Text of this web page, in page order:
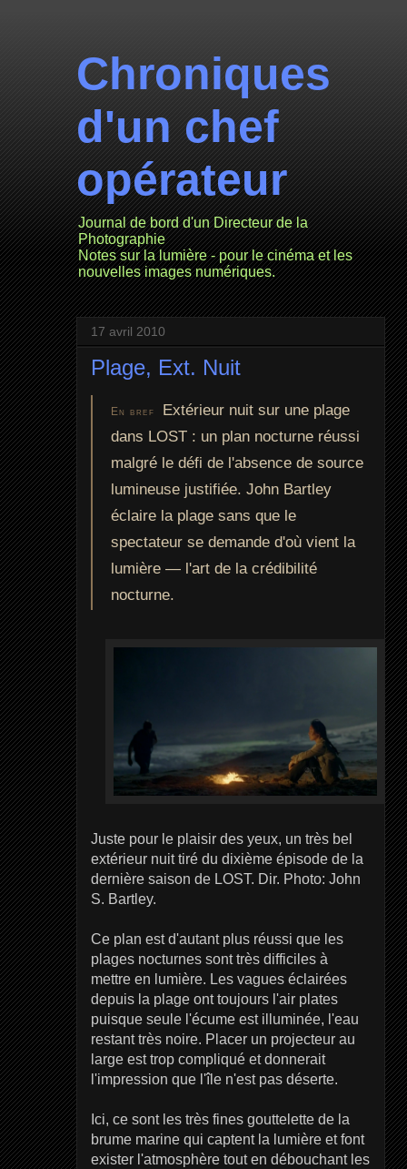
Chroniques
d'un chef
opérateur
Journal de bord d'un Directeur de la
Photographie
Notes sur la lumière - pour le cinéma et les
nouvelles images numériques.
17 avril 2010
Plage, Ext. Nuit
En bref Extérieur nuit sur une plage
dans LOST : un plan nocturne réussi
malgré le défi de l'absence de source
lumineuse justifiée. John Bartley
éclaire la plage sans que le
spectateur se demande d'où vient la
lumière — l'art de la crédibilité
nocturne.
Juste pour le plaisir des yeux, un très bel
extérieur nuit tiré du dixième épisode de la
dernière saison de LOST. Dir. Photo: John
S. Bartley.
Ce plan est d'autant plus réussi que les
plages nocturnes sont très difficiles à
mettre en lumière. Les vagues éclairées
depuis la plage ont toujours l'air plates
puisque seule l'écume est illuminée, l'eau
restant très noire. Placer un projecteur au
large est trop compliqué et donnerait
l'impression que l'île n'est pas déserte.
Ici, ce sont les très fines gouttelette de la
brume marine qui captent la lumière et font
exister l'atmosphère tout en débouchant les